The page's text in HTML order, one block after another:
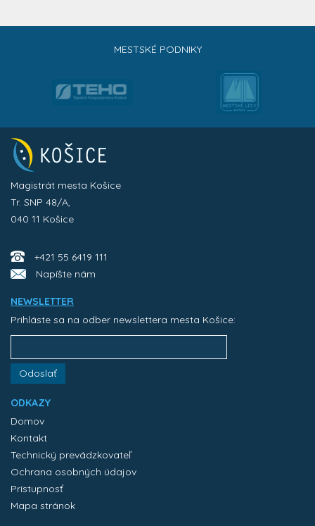
MESTSKÉ PODNIKY
Magistrát mesta Košice
Tr. SNP 48/A,
040 11 Košice
+421 55 6419 111
Napíšte nám
NEWSLETTER
Prihláste sa na odber newslettera mesta Košice:
Odoslať
ODKAZY
Domov
Kontakt
Technický prevádzkovateľ
Ochrana osobných údajov
Prístupnosť
Mapa stránok